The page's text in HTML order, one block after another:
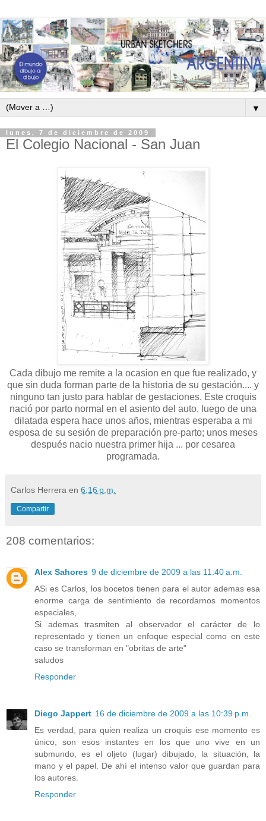
▼
lunes, 7 de diciembre de 2009
El Colegio Nacional - San Juan
Cada dibujo me remite a la ocasion en que fue realizado, y
que sin duda forman parte de la historia de su gestación.... y
ninguno tan justo para hablar de gestaciones. Este croquis
nació por parto normal en el asiento del auto, luego de una
dilatada espera hace unos años, mientras esperaba a mi
esposa de su sesión de preparación pre-parto; unos meses
después nacio nuestra primer hija ... por cesarea
programada.
Carlos Herrera en 6:16 p.m.
Compartir
208 comentarios:
Alex Sahores 9 de diciembre de 2009 a las 11:40 a.m.
ASi es Carlos, los bocetos tienen para el autor ademas esa
enorme carga de sentimiento de recordarnos momentos
especiales,
Si ademas trasmiten al observador el carácter de lo
representado y tienen un enfoque especial como en este
caso se transforman en "obritas de arte"
saludos
Responder
Diego Jappert 16 de diciembre de 2009 a las 10:39 p.m.
Es verdad, para quien realiza un croquis ese momento es
único, son esos instantes en los que uno vive en un
submundo, es el oljeto (lugar) dibujado, la situación, la
mano y el papel. De ahí el intenso valor que guardan para
los autores.
Responder